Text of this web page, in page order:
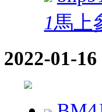
1馬上
2022-01-16